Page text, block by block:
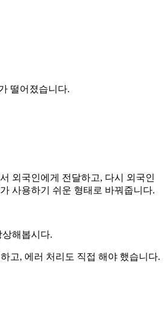
떨어졌습니다.
외국인에게 전달하고, 다시 외국인
사용하기 쉬운 형태로 바꿔줍니다.
해봅시다.
고, 에러 처리도 직접 해야 했습니다.